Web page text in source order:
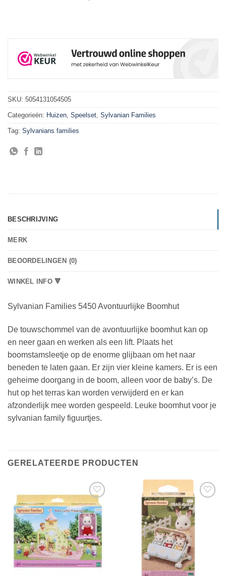
SKU: 5054131054505
Categorieën: Huizen Speelset Sylvanian Families
Tag: Sylvanians families
BESCHRIJVING
MERK
BEOORDELINGEN (0)
WINKEL INFO 🔻
Sylvanian Families 5450 Avontuurlijke Boomhut
De touwschommel van de avontuurlijke boomhut kan op
en neer gaan en werken als een lift. Plaats het
boomstamsleetje op de enorme glijbaan om het naar
beneden te laten gaan. Er zijn vier kleine kamers. Er is een
geheime doorgang in de boom, alleen voor de baby’s. De
hut op het terras kan worden verwijderd en er kan
afzonderlijk mee worden gespeeld. Leuke boomhut voor je
sylvanian family figuurtjes.
GERELATEERDE PRODUCTEN